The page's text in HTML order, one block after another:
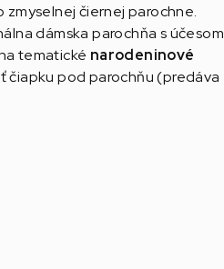
zmyselnej čiernej parochne.
dámska parochňa s účesom
tematické narodeninové
čiapku pod parochňu (predáva